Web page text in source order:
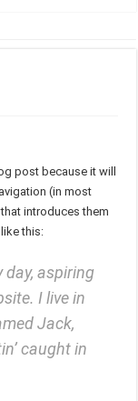
và điều tra blockchain
DeFi
post because it will
(in most
introduces them
this:
day, aspiring
I live in
Jack,
caught in